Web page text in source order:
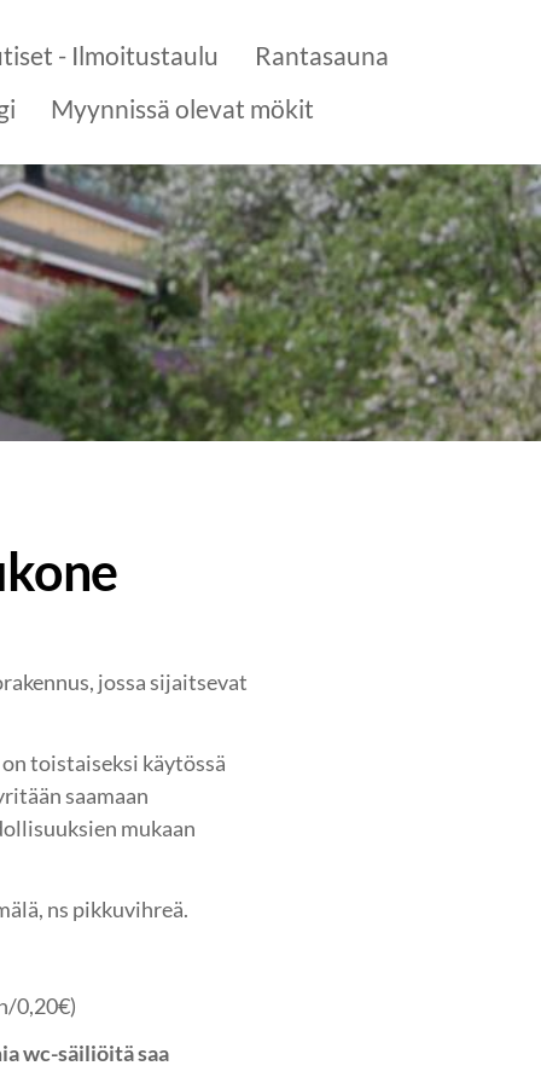
- Ilmoitustaulu
Rantasauna
Myynnissä olevat mökit
jossa sijaitsevat
toistaiseksi käytössä
saamaan
mukaan
ns pikkuvihreä.
0,20€)
wc-säiliöitä saa